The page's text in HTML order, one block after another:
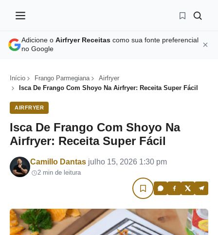
Adicione o Airfryer Receitas como sua fonte preferencial
no Google
Início Frango Parmegiana
Airfryer
Isca De Frango Com Shoyo Na Airfryer: Receita Super Fácil
AIRFRYER
Isca De Frango Com Shoyo Na
Airfryer: Receita Super Fácil
Por
Camillo Dantas julho 15, 2026 1:30 pm
2 min de leitura